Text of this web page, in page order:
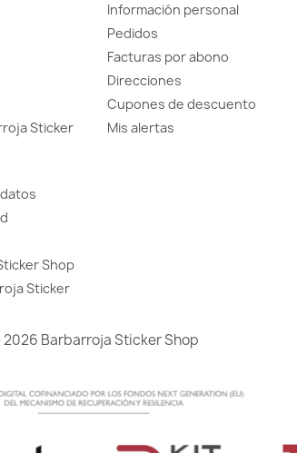
Sticker
Shop
Sticker
Información personal
Pedidos
Facturas por abono
Direcciones
Cupones de descuento
Mis alertas
Barbarroja Sticker Shop